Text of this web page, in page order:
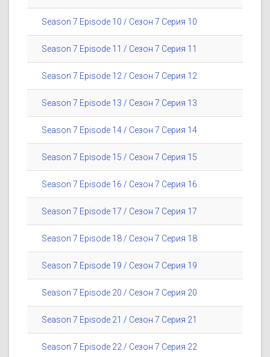
Season 7 Episode 10 / Сезон 7 Серия 10
Season 7 Episode 11 / Сезон 7 Серия 11
Season 7 Episode 12 / Сезон 7 Серия 12
Season 7 Episode 13 / Сезон 7 Серия 13
Season 7 Episode 14 / Сезон 7 Серия 14
Season 7 Episode 15 / Сезон 7 Серия 15
Season 7 Episode 16 / Сезон 7 Серия 16
Season 7 Episode 17 / Сезон 7 Серия 17
Season 7 Episode 18 / Сезон 7 Серия 18
Season 7 Episode 19 / Сезон 7 Серия 19
Season 7 Episode 20 / Сезон 7 Серия 20
Season 7 Episode 21 / Сезон 7 Серия 21
Season 7 Episode 22 / Сезон 7 Серия 22